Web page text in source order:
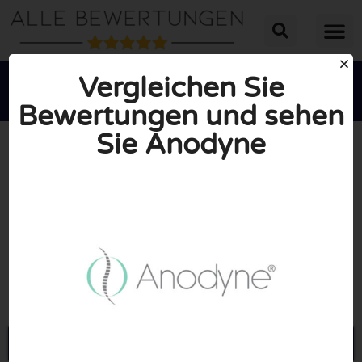
   
INSGESAMT: 10/10
Vergleichen Sie
Bewertungen und sehen
Sie Anodyne